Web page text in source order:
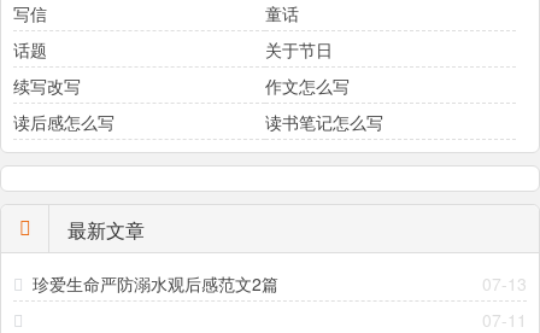
写信
童话
话题
关于节日
续写改写
作文怎么写
读后感怎么写
读书笔记怎么写
最新文章
07-13
珍爱生命严防溺水观后感范文2篇
07-11